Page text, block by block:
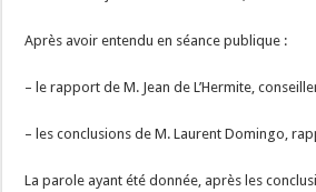
Après avoir entendu en séance publique :
– le rapport de M. Jean de L’Hermite, conseiller
– les conclusions de M. Laurent Domingo,
La parole ayant été donnée, après les